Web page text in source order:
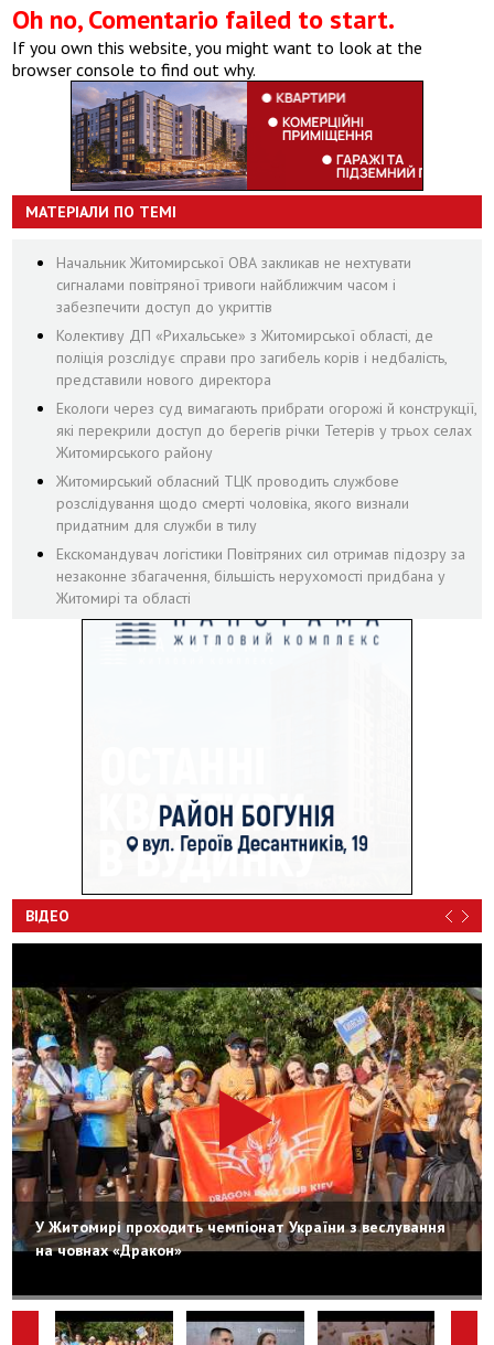
Oh no, Comentario failed to start.
If you own this website, you might want to look at the
browser console to find out why.
МАТЕРІАЛИ ПО ТЕМІ
Начальник Житомирської ОВА закликав не нехтувати
сигналами повітряної тривоги найближчим часом і
забезпечити доступ до укриттів
Колективу ДП «Рихальське» з Житомирської області, де
поліція розслідує справи про загибель корів і недбалість,
представили нового директора
Екологи через суд вимагають прибрати огорожі й конструкції,
які перекрили доступ до берегів річки Тетерів у трьох селах
Житомирського району
Житомирський обласний ТЦК проводить службове
розслідування щодо смерті чоловіка, якого визнали
придатним для служби в тилу
Екскомандувач логістики Повітряних сил отримав підозру за
незаконне збагачення, більшість нерухомості придбана у
Житомирі та області
ВІДЕО
У Житомирі проходить чемпіонат України з веслування
на човнах «Дракон»